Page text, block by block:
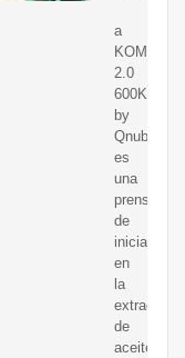
a
KOMPACT
2.0
600KG
by
Qnubu
es
una
prensa
de
iniciación
en
la
extracción
de
aceites